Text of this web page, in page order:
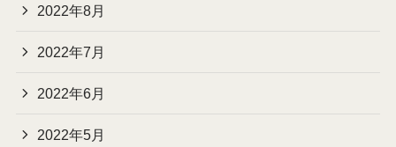
2022年8月
2022年7月
2022年6月
2022年5月